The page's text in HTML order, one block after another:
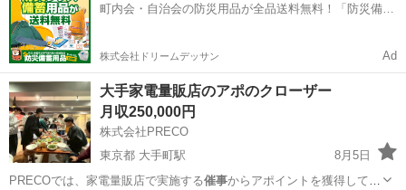
町内会・自治会の防災用品が全品送料無料！「防災備蓄
株式会社ドリームデッサン Ad
大手家電量販店のアポのクローザー
月収250,000円
株式会社PRECO
東京都 大手町駅
8月5日
PRECOでは、家電量販店で実施する催事からアポイントを獲得してい